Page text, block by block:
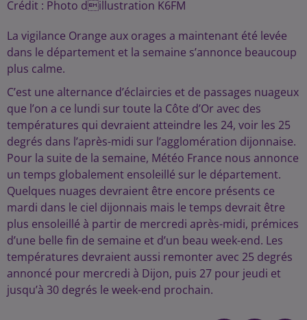
Crédit : Photo dillustration K6FM
La vigilance Orange aux orages a maintenant été levée
dans le département et la semaine s’annonce beaucoup
plus calme.
C’est une alternance d’éclaircies et de passages nuageux
que l’on a ce lundi sur toute la Côte d’Or avec des
températures qui devraient atteindre les 24, voir les 25
degrés dans l’après-midi sur l’agglomération dijonnaise.
Pour la suite de la semaine, Météo France nous annonce
un temps globalement ensoleillé sur le département.
Quelques nuages devraient être encore présents ce
mardi dans le ciel dijonnais mais le temps devrait être
plus ensoleillé à partir de mercredi après-midi, prémices
d’une belle fin de semaine et d’un beau week-end. Les
températures devraient aussi remonter avec 25 degrés
annoncé pour mercredi à Dijon, puis 27 pour jeudi et
jusqu’à 30 degrés le week-end prochain.